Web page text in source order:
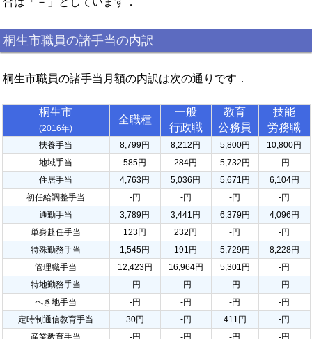
桐生市職員の諸手当の内訳
桐生市職員の諸手当月額の内訳は次の通りです．
桐生市
(2016年)
全職種
一般
行政職
教育
公務員
技能
労務職
扶養手当 8,799円 8,212円 5,800円
10,800円
地域手当
585円 284円 5,732円
-円
住居手当
4,763円 5,036円 5,671円
6,104円
初任給調整手当
-円 -円 -円
-円
通勤手当
3,789円 3,441円 6,379円
4,096円
単身赴任手当
123円 232円 -円
-円
特殊勤務手当
1,545円 191円 5,729円
8,228円
管理職手当
12,423円 16,964円 5,301円
-円
特地勤務手当
-円 -円 -円
-円
へき地手当
-円 -円 -円
-円
定時制通信教育手当
30円 -円 411円
-円
産業教育手当
-円 -円 -円
-円